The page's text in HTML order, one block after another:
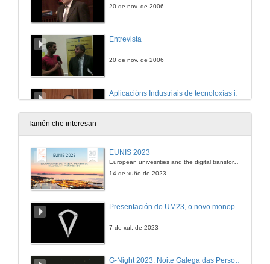
20 de nov. de 2006
Entrevista
20 de nov. de 2006
21 de nov. de 2006
Tamén che interesan
EUNIS 2023
European univesrities and the digital transformation: challenges and opportunities ahead
14 de xuño de 2023
7 de xul. de 2023
G-Night 2023. Noite Galega das Persoas Investigadoras. Conciencias creativas